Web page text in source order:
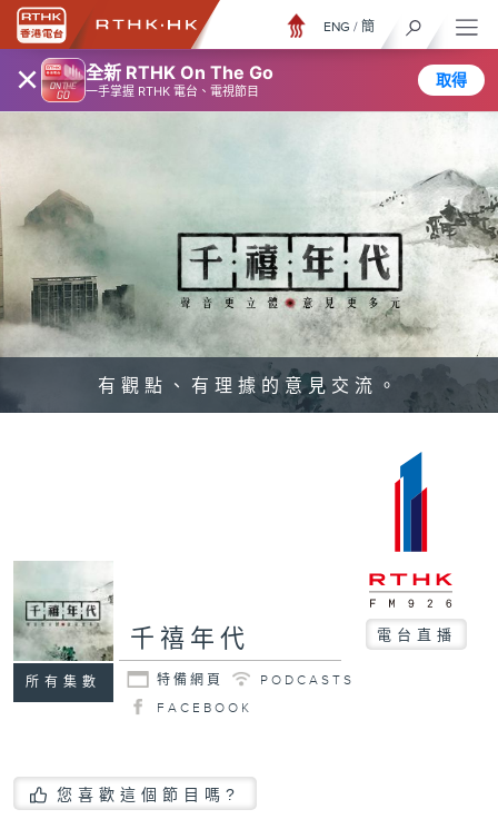
× 全新 RTHK On The Go
一手掌握 RTHK 電台、電視節目
取得
ENG / 簡
有觀點、有理據的意見交流。
所有集數
千禧年代 電台直播
特備網頁
PODCASTS
FACEBOOK
您喜歡這個節目嗎?